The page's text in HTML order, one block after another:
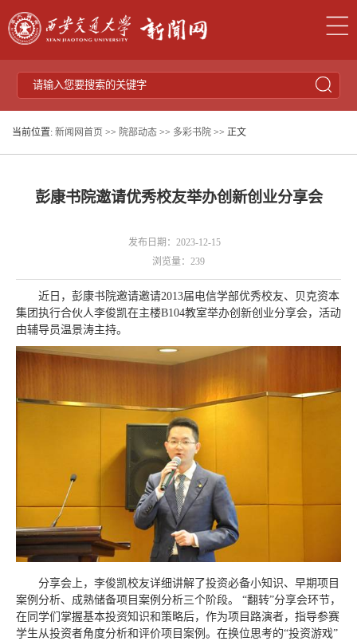
当前位置: 新闻网首页 >> 院部动态 >> 多彩书院 >> 正文
​彭康书院邀请优秀校友举办创新创业分享会
发布日期：2023-12-15
浏览量： 239
近日，彭康书院邀请邀请2013届电信学部优秀校友、贝克资本
集团执行合伙人李俊凯在主楼B104教室举办创新创业分享会，活动
由辅导员温景涛主持。
分享会上，李俊凯校友详细讲解了投资必备小知识、早期项目
案例分析、成熟储备项目案例分析三个阶段。 “翻转”分享会环节，
在同学们掌握基本投资知识和策略后，作为项目路演者，指导参赛
学生从投资者角度分析和评价项目案例。在换位思考的“投资游戏”